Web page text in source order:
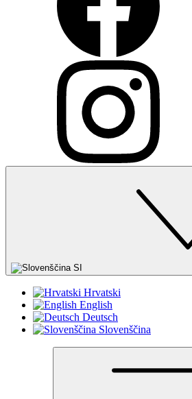
SI
Hrvatski
English
Deutsch
Slovenščina